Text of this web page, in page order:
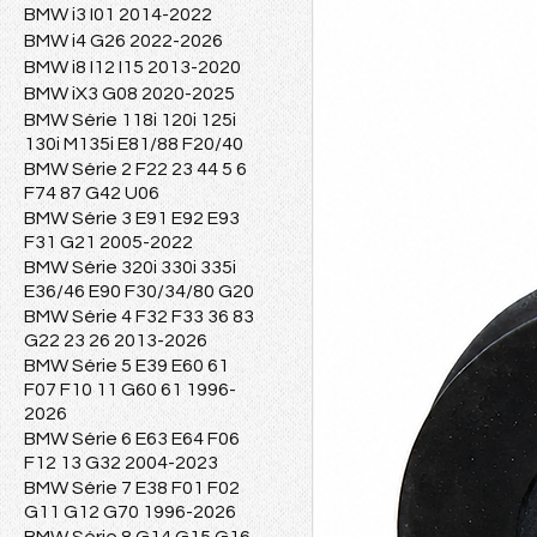
BMW i3 I01 2014-2022
BMW i4 G26 2022-2026
BMW i8 I12 I15 2013-2020
BMW iX3 G08 2020-2025
BMW Série 118i 120i 125i
130i M135i E81/88 F20/40
BMW Série 2 F22 23 44 5 6
F74 87 G42 U06
BMW Série 3 E91 E92 E93
F31 G21 2005-2022
BMW Série 320i 330i 335i
E36/46 E90 F30/34/80 G20
BMW Série 4 F32 F33 36 83
G22 23 26 2013-2026
BMW Série 5 E39 E60 61
F07 F10 11 G60 61 1996-
2026
BMW Série 6 E63 E64 F06
F12 13 G32 2004-2023
BMW Série 7 E38 F01 F02
G11 G12 G70 1996-2026